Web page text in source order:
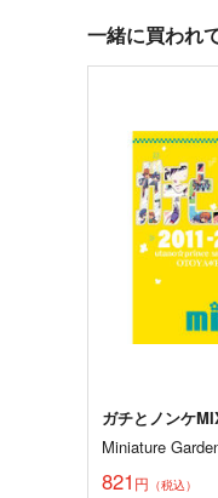
一緒に買われ
ガチとノンケ
Miniature
821 円 （税込）